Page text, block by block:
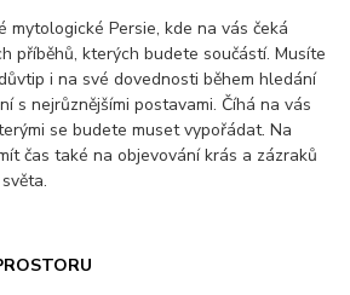
mytologické Persie, kde na vás čeká
příběhů, kterých budete součástí. Musíte
i na své dovednosti během hledání
s nejrůznějšími postavami. Číhá na vás
se budete muset vypořádat. Na
čas také na objevování krás a zázraků